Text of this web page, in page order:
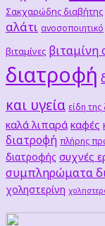
Σακχαρώδης διαβήτης
αλάτι ανοσοποιητικό
βιταμίνες βιταμίνη
διατροφή
και υγεία είδη
καλά λιπαρά καφές
διατροφή πλήρης
διατροφής συχνές
συμπληρώματα
χοληστερίνη